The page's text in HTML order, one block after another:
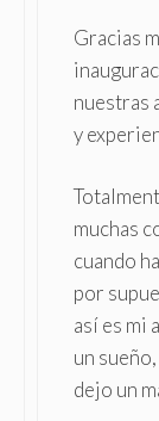
Gracias
nuestras
y
muchas
cuando
por
así es mi
un
dejo un